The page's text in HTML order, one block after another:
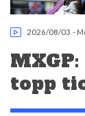
2026/08/03 -
topp